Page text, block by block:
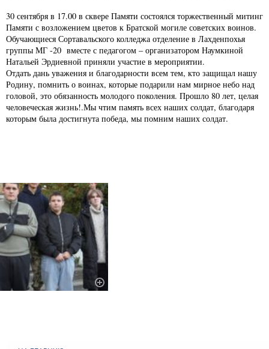
30 сентября в 17.00 в сквере Памяти состоялся торжественный митинг
Памяти с возложением цветов к Братской могиле советских воинов.
Обучающиеся Сортавальского колледжа отделение в Лахденпохья
группы МГ -20 вместе с педагогом – организатором Наумкиной
Натальей Эрдиевной приняли участие в мероприятии.
Отдать дань уважения и благодарности всем тем, кто защищал нашу
Родину, помнить о воинах, которые подарили нам мирное небо над
головой, это обязанность молодого поколения. Прошло 80 лет, целая
человеческая жизнь!.Мы чтим память всех наших солдат, благодаря
которым была достигнута победа, мы помним наших солдат.